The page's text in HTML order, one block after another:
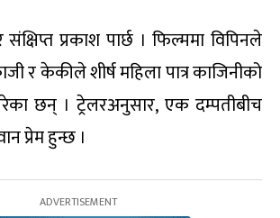
प्रकाश पार्छ । फिल्ममा विपिनले
र केकीले शीर्ष महिला पात्र काजिनीको
छन् । ट्रेलरअनुसार, एक दम्पतीबीच
प्रेम हुन्छ ।